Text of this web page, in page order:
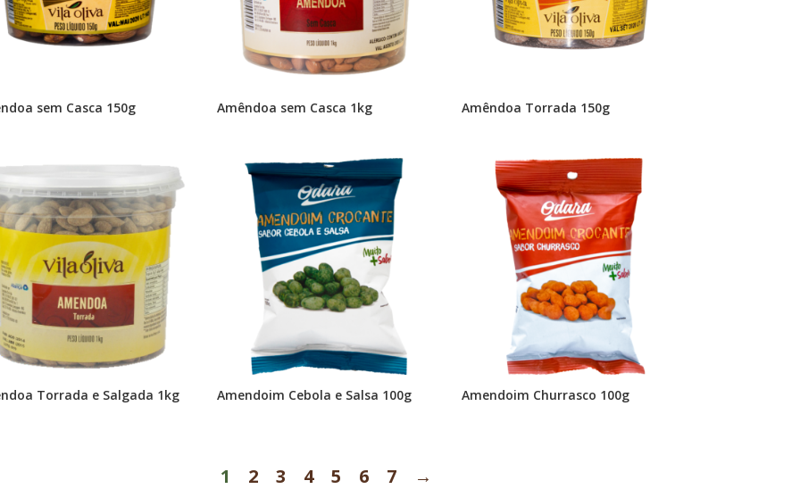
sem Casca 150g Amêndoa sem Casca 1kg Amêndoa Torrada 150g
Torrada e Salgada 1kg Amendoim Cebola e Salsa 100g Amendoim Churrasco 100g
1 2 3 4 5 6 7 →